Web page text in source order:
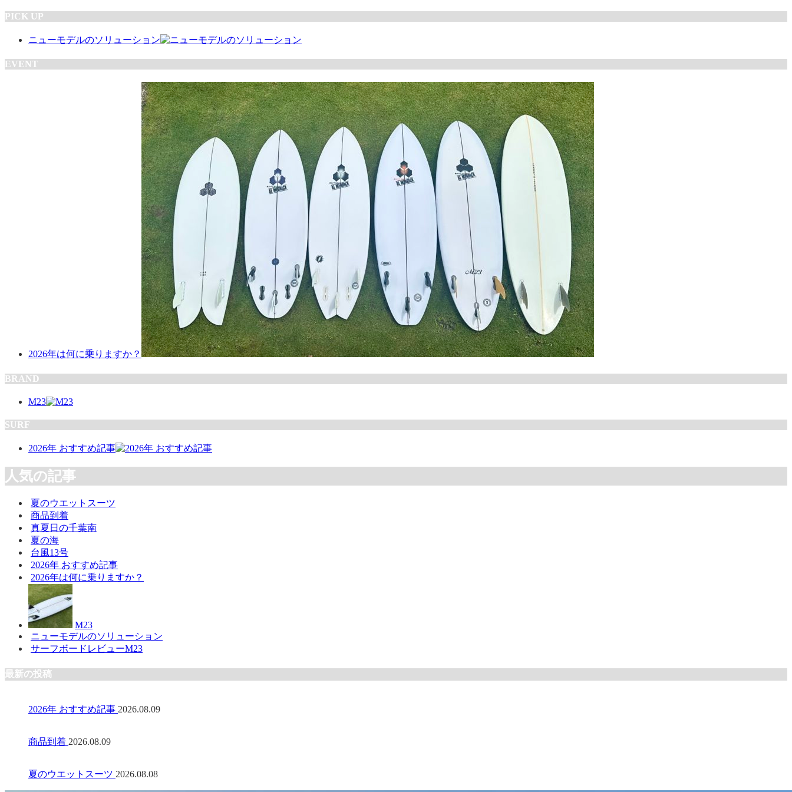
PICK UP
ニューモデルのソリューション
EVENT
2026年は何に乗りますか？
BRAND
M23
SURF
2026年 おすすめ記事
人気の記事
夏のウエットスーツ
商品到着
真夏日の千葉南
夏の海
台風13号
2026年 おすすめ記事
2026年は何に乗りますか？
M23
ニューモデルのソリューション
サーフボードレビューM23
最新の投稿
2026年 おすすめ記事 2026.08.09
商品到着 2026.08.09
夏のウエットスーツ 2026.08.08